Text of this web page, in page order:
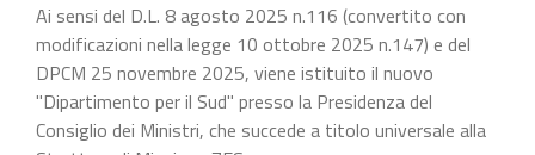
Ai sensi del D.L. 8 agosto 2025 n.116 (convertito con
modificazioni nella legge 10 ottobre 2025 n.147) e del
DPCM 25 novembre 2025, viene istituito il nuovo
"Dipartimento per il Sud" presso la Presidenza del
Consiglio dei Ministri, che succede a titolo universale alla